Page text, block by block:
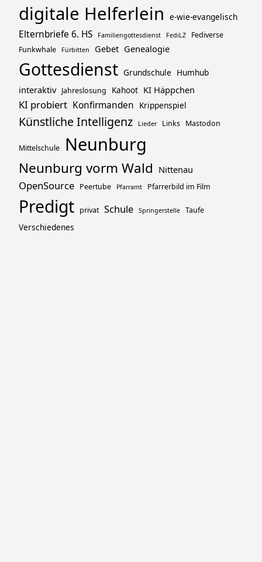
digitale Helferlein e-wie-evangelisch
Elternbriefe 6. HS Familiengottesdienst FediLZ
Fediverse
Funkwhale
Fürbitten Gebet Genealogie
Gottesdienst Grundschule Humhub
interaktiv Jahreslosung Kahoot KI Häppchen
KI probiert Konfirmanden Krippenspiel
Künstliche Intelligenz Lieder Links Mastodon
Mittelschule Neunburg
Neunburg vorm Wald Nittenau
OpenSource Peertube Pfarramt Pfarrerbild im Film
Predigt privat Schule Springerstelle Taufe
Verschiedenes